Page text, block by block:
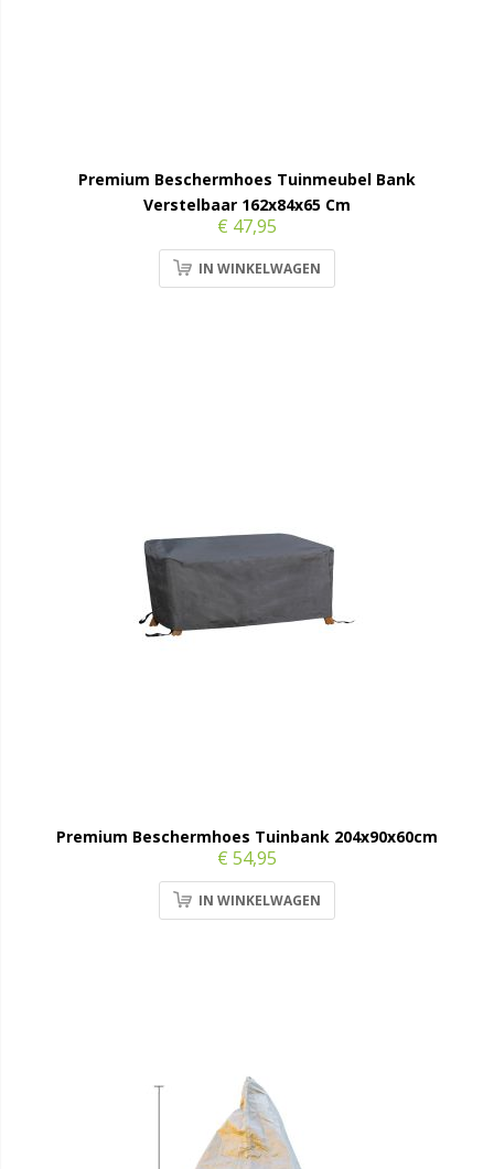
Premium Beschermhoes Tuinmeubel Bank
Verstelbaar 162x84x65 Cm
€ 47,95
IN WINKELWAGEN
Premium Beschermhoes Tuinbank 204x90x60cm
€ 54,95
IN WINKELWAGEN